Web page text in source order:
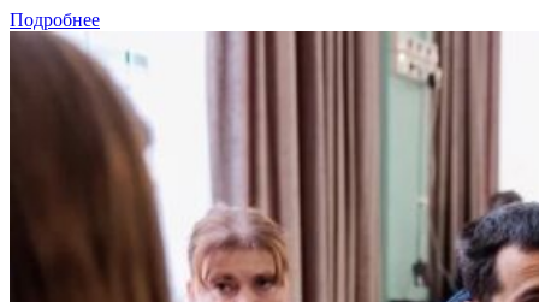
Подробнее